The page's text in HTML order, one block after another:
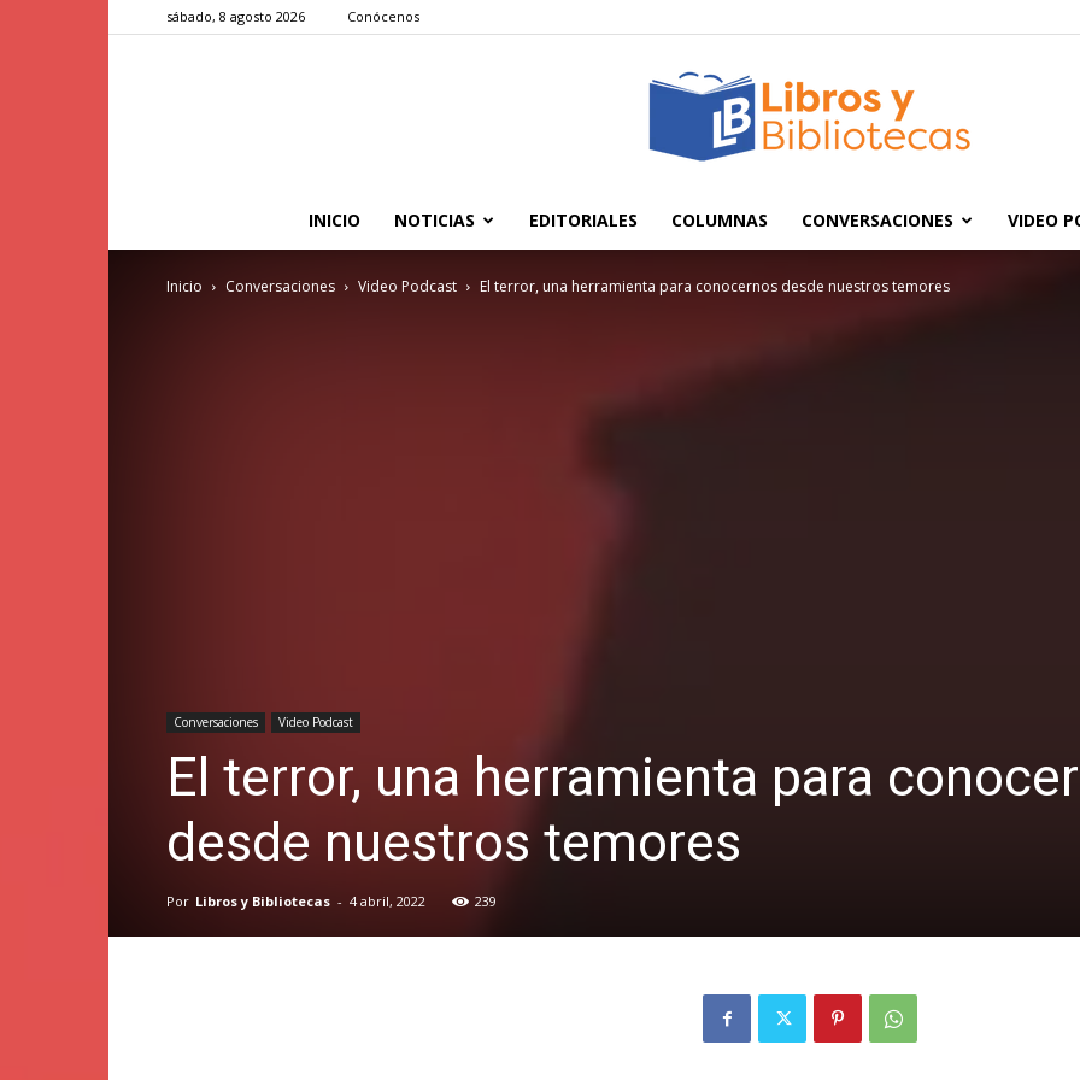
sábado, 8 agosto 2026 Conócenos
Libros
INICIO NOTICIAS EDITORIALES COLUMNAS CONVERSACIONES VIDEO
Inicio Conversaciones Video Podcast El terror, una herramienta para conocernos desde nuestros temores
Conversaciones Video Podcast
El terror, una herramienta para
desde nuestros temores
Por Libros y Bibliotecas - 4 abril, 2022 239